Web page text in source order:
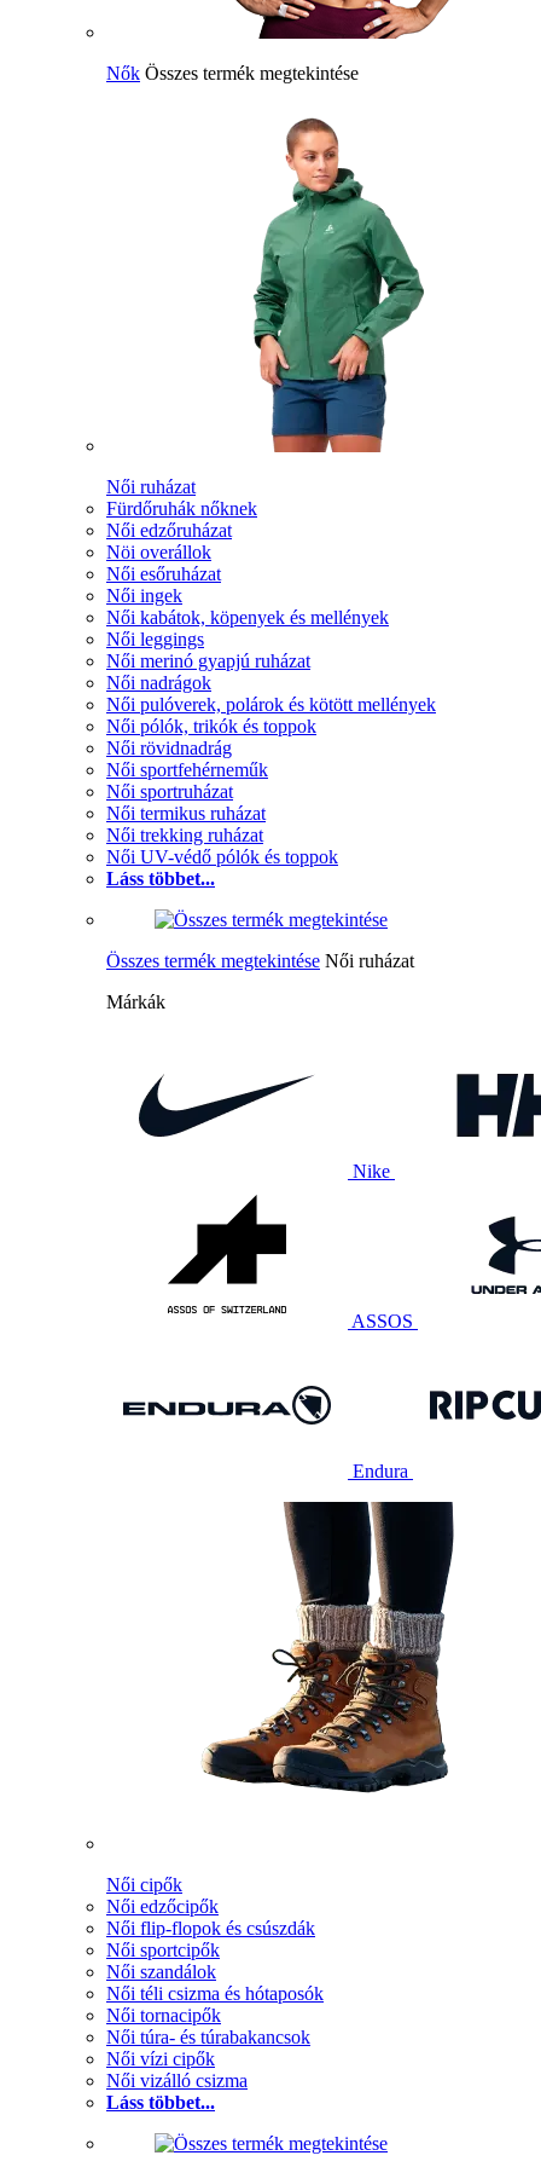
Nők Összes termék megtekintése
Női ruházat
Fürdőruhák nőknek
Női edzőruházat
Nöi overállok
Női esőruházat
Női ingek
Női kabátok, köpenyek és mellények
Női leggings
Női merinó gyapjú ruházat
Női nadrágok
Női pulóverek, polárok és kötött mellények
Női pólók, trikók és toppok
Női rövidnadrág
Női sportfehérneműk
Női sportruházat
Női termikus ruházat
Női trekking ruházat
Női UV-védő pólók és toppok
Láss többet...
Összes termék megtekintése Női ruházat
Márkák
Nike
ASSOS
Endura
Női cipők
Női edzőcipők
Női flip-flopok és csúszdák
Női sportcipők
Női szandálok
Női téli csizma és hótaposók
Női tornacipők
Női túra- és túrabakancsok
Női vízi cipők
Női vizálló csizma
Láss többet...